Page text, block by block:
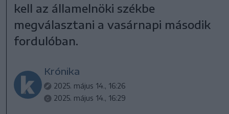
kell az államelnöki székbe
megválasztani a vasárnapi második
fordulóban.
Krónika
2025. május 14., 16:26
2025. május 14., 16:29